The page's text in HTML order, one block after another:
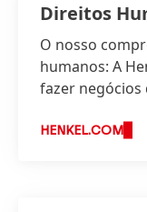
Direitos
O nosso
humanos: A
fazer negócios
HENKEL.COM